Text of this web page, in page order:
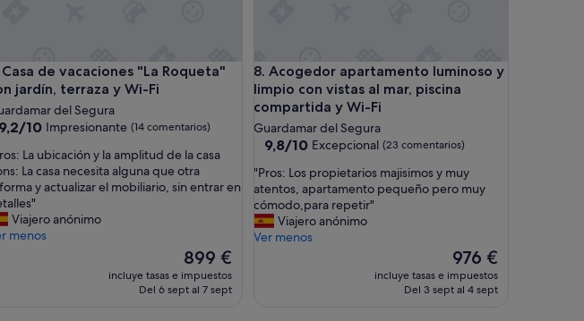
Privada, Wi-Fi y Aire Acondicionado
Casa de vacaciones "La Roqueta"
jardín, terraza y Wi-Fi
de vacaciones "La Roqueta" con jardín, terraza y Wi-Fi
del Segura
9.2
comentarios)
9,2/10 Impresionante (14 comentarios)
La ubicación y la amplitud de la casa
La casa necesita alguna que otra
y actualizar el mobiliario, sin entrar en
Viajero anónimo
menos
El
precio
actual
899 €
incluye tasas e impuestos
Del 6 sept al 7 sept
8. Acogedor apartamento luminoso y
limpio con vistas al mar, piscina
compartida y Wi-Fi
Acogedor apartamento luminoso y limpio con
Guardamar del Segura
9.8
10,
Excepcional,
(23 comentarios)
9,8/10 Excepcional (23 comentarios)
"
P
r
o
s
"Pros: Los propietarios majisimos y muy
atentos, apartamento pequeño pero muy
cómodo,para repetir"
Viajero anónimo
Ver menos
El
precio
actual
976 €
incluye tasas e impuestos
Del 3 sept al 4 sept